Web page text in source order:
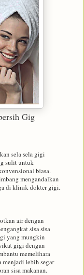
Gig
sela sela gigi
sulit untuk
biasa.
mengandalkan
di klinik dokter gigi.
air dengan
sisa sisa
yang mungkin
gigi dengan
memelihara
menjadi lebih segar
sisa makanan.